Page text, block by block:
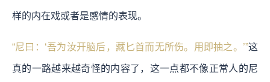
样的内在戏或者是感情的表现。
“尼曰：‘吾为汝开脑后，藏匕首而无所伤。用即抽之。’”这
真的一路越来越奇怪的内容了，这一点都不像正常人的尼